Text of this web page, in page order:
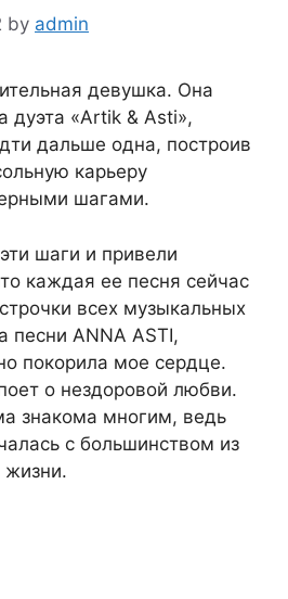
by admin
девушка. Она
дуэта «Artik & Asti»,
дальше одна, построив
карьеру
шагами.
шаги и привели
каждая ее песня сейчас
всех музыкальных
песни ANNA ASTI,
покорила мое сердце.
о нездоровой любви.
знакома многим, ведь
с большинством из
жизни.